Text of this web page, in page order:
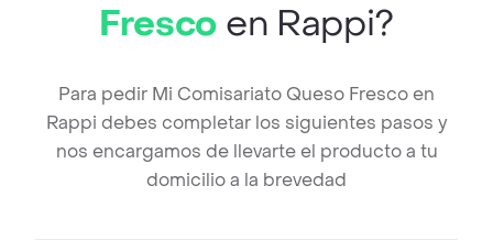
Fresco en Rappi?
Para pedir Mi Comisariato Queso Fresco en
Rappi debes completar los siguientes pasos y
nos encargamos de llevarte el producto a tu
domicilio a la brevedad